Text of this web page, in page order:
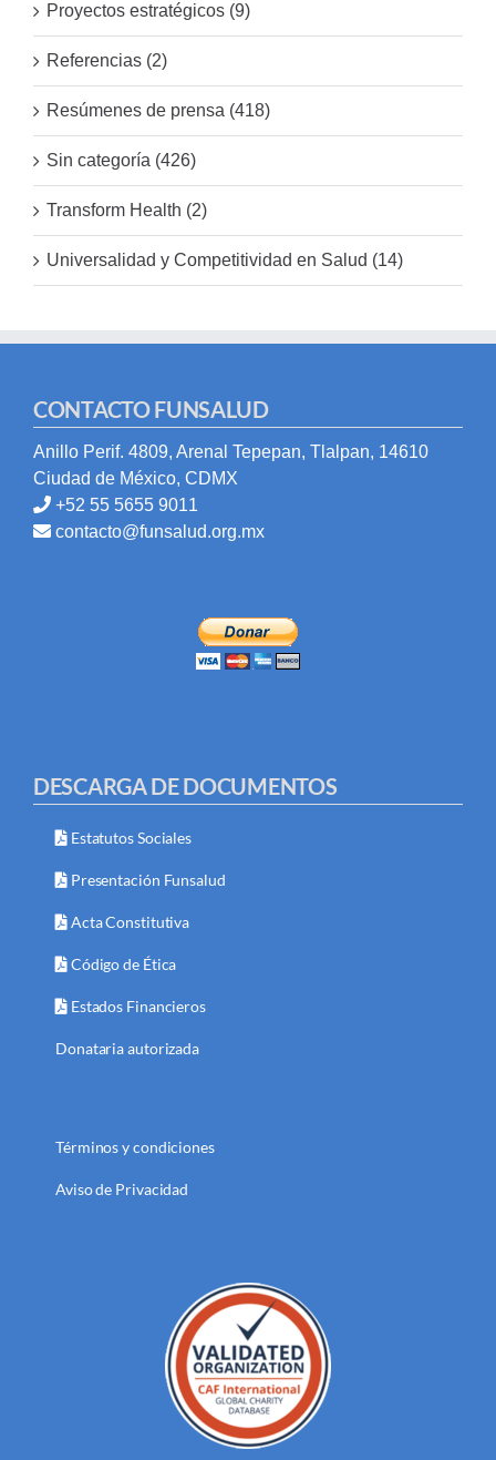
Proyectos estratégicos (9)
Referencias (2)
Resúmenes de prensa (418)
Sin categoría (426)
Transform Health (2)
Universalidad y Competitividad en Salud (14)
CONTACTO FUNSALUD
Anillo Perif. 4809, Arenal Tepepan, Tlalpan, 14610
Ciudad de México, CDMX
+52 55 5655 9011
contacto@funsalud.org.mx
DESCARGA DE DOCUMENTOS
Estatutos Sociales
Presentación Funsalud
Acta Constitutiva
Código de Ética
Estados Financieros
Donataria autorizada
Términos y condiciones
Aviso de Privacidad